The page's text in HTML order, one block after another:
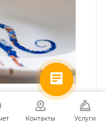
17 МАРТА 2026
Контакты Услуги